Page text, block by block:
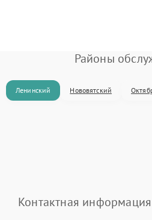
Районы
Ленинский Нововятский
Контактная информация